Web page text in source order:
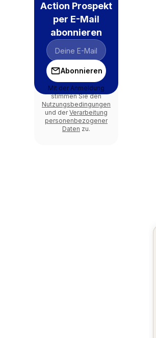
Action Prospekt
per E-Mail
abonnieren
Abonnieren
Mit der Anmeldung
stimmen Sie den
Nutzungsbedingungen
und derVerarbeitung
personenbezogener
Daten zu.